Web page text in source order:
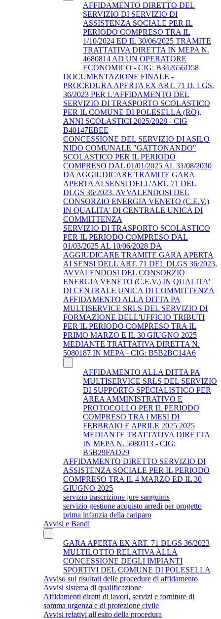
AFFIDAMENTO DIRETTO DEL
SERVIZIO DI SERVIZIO DI
ASSISTENZA SOCIALE PER IL
PERIODO COMPRESO TRA IL
1/10/2024 ED IL 30/06/2025 TRAMITE
TRATTATIVA DIRETTA IN MEPA N.
4680814 AD UN OPERATORE
ECONOMICO - CIG: B342656D58
DOCUMENTAZIONE FINALE -
PROCEDURA APERTA EX ART. 71 D. LGS.
36/2023 PER L'AFFIDAMENTO DEL
SERVIZIO DI TRASPORTO SCOLASTICO
PER IL COMUNE DI POLESELLA (RO),
ANNI SCOLASTICI 2025/2028 - CIG
B40147EBEE
CONCESSIONE DEL SERVIZIO DI ASILO
NIDO COMUNALE "GATTONANDO"
SCOLASTICO PER IL PERIODO
COMPRESO DAL 01/01/2025 AL 31/08/2030
DA AGGIUDICARE TRAMITE GARA
APERTA AI SENSI DELL'ART. 71 DEL
DLGS 36/2023, AVVALENDOSI DEL
CONSORZIO ENERGIA VENETO (C.E.V.)
IN QUALITA' DI CENTRALE UNICA DI
COMMITTENZA
SERVIZIO DI TRASPORTO SCOLASTICO
PER IL PERIODO COMPRESO DAL
01/03/2025 AL 10/06/2028 DA
AGGIUDICARE TRAMITE GARA APERTA
AI SENSI DELL'ART. 71 DEL DLGS 36/2023,
AVVALENDOSI DEL CONSORZIO
ENERGIA VENETO (C.E.V.) IN QUALITA'
DI CENTRALE UNICA DI COMMITTENZA
AFFIDAMENTO ALLA DITTA PA
MULTISERVICE SRLS DEL SERVIZIO DI
FORMAZIONE DELL'UFFICIO TRIBUTI
PER IL PERIODO COMPRESO TRA IL
PRIMO MARZO E IL 30 GIUGNO 2025
MEDIANTE TRATTATIVA DIRETTA N.
5080187 IN MEPA - CIG: B5B2BC14A6
AFFIDAMENTO ALLA DITTA PA
MULTISERVICE SRLS DEL SERVIZIO
DI SUPPORTO SPECIALISTICO PER
AREA AMMINISTRATIVO E
PROTOCOLLO PER IL PERIODO
COMPRESO TRA I MESI DI
FEBBRAIO E APRILE 2025 2025
MEDIANTE TRATTATIVA DIRETTA
IN MEPA N. 5080113 - CIG:
B5B29FAD29
AFFIDAMENTO DIRETTO SERVIZIO DI
ASSISTENZA SOCIALE PER IL PERIODO
COMPRESO TRA IL 4 MARZO ED IL 30
GIUGNO 2025
servizio trascrizione jure sanguinis
servizio gestione acquisto arredi per progetto
prima infanzia della cariparo
Avvisi e Bandi
GARA APERTA EX ART. 71 DLGS 36/2023
MULTILOTTO RELATIVA ALLA
CONCESSIONE DEGLI IMPIANTI
SPORTIVI DEL COMUNE DI POLESELLA
Avviso sui risultati delle procedure di affidamento
Avvisi sistema di qualificazione
Affidamenti diretti di lavori, servizi e forniture di
somma urgenza e di protezione civile
Avvisi relativi all'esito della procedura